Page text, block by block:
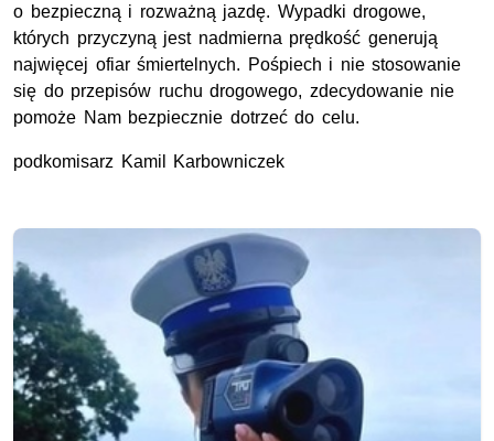
o bezpieczną i rozważną jazdę. Wypadki drogowe,
których przyczyną jest nadmierna prędkość generują
najwięcej ofiar śmiertelnych. Pośpiech i nie stosowanie
się do przepisów ruchu drogowego, zdecydowanie nie
pomoże Nam bezpiecznie dotrzeć do celu.
podkomisarz Kamil Karbowniczek